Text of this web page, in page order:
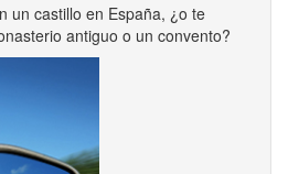
un castillo en España, ¿o te
antiguo o un convento?